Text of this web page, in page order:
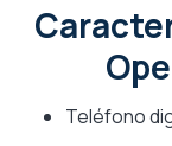
Teléfono